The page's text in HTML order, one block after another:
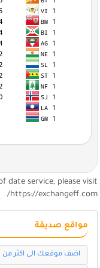
date service, please visit
https://exchangeff.com/
مواقع صديقة
اضف موقعك الى اكثر من 17 دليل مواقع عربي